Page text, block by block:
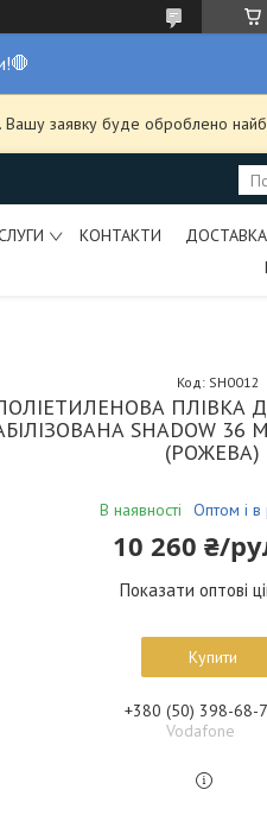
Вашу заявку буде оброблено
КОНТАКТИ
ПЛІВКА
SHADOW
(РОЖЕВА)
В наявності Оптом і в
Код: SH0012
10 260 ₴/
Показати оптові
Купити
+380 (50) 398-68-
Vodafone